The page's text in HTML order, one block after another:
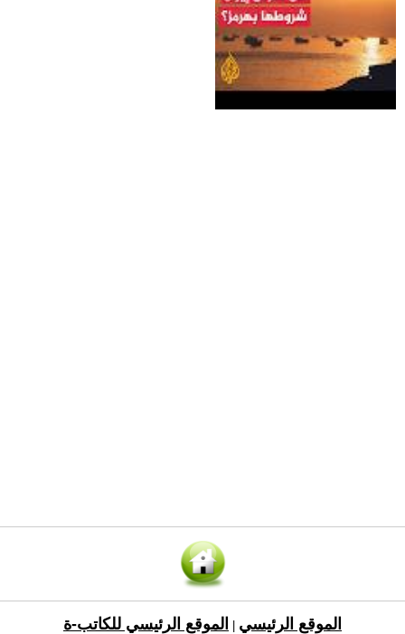
الموقع الرئيسي الموقع الرئيسي للكاتب-ة